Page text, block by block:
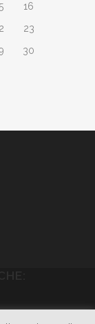
16
23
30